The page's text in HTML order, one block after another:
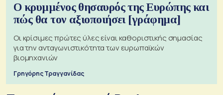
Ο κρυμμένος θησαυρός της Ευρώπης και
πώς θα τον αξιοποιήσει [γράφημα]
Οι κρίσιμες πρώτες ύλες είναι καθοριστικής σημασίας
για την ανταγωνιστικότητα των ευρωπαϊκών
βιομηχανιών
Γρηγόρης Τραγγανίδας